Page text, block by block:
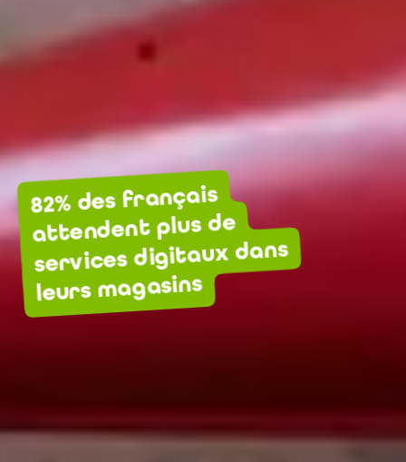
82% des français
attendent plus de
services digitaux dans
leurs magasins